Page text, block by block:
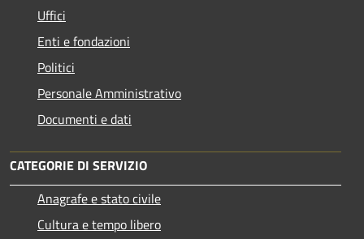
Uffici
Enti e fondazioni
Politici
Personale Amministrativo
Documenti e dati
CATEGORIE DI SERVIZIO
Anagrafe e stato civile
Cultura e tempo libero